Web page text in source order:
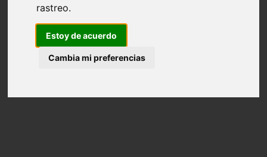
rastreo.
Estoy de acuerdo
Cambia mi preferencias